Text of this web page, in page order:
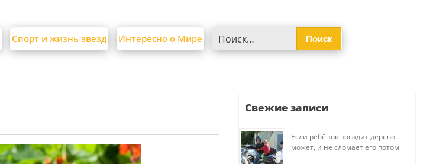
Спорт и жизнь звезд Интересно о Мире
Свежие записи
Если ребёнок посадит дерево —
может, и не сломает его потом